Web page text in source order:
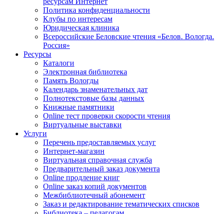
Политика конфиденциальности
Клубы по интересам
Юридическая клиника
Всероссийские Беловские чтения «Белов. Вологда.
Россия»
Ресурсы
Каталоги
Электронная библиотека
Память Вологды
Календарь знаменательных дат
Полнотекстовые базы данных
Книжные памятники
Online тест проверки скорости чтения
Виртуальные выставки
Услуги
Перечень предоставляемых услуг
Интернет-магазин
Виртуальная справочная служба
Предварительный заказ документа
Online продление книг
Online заказ копий документов
Межбиблиотечный абонемент
Заказ и редактирование тематических списков